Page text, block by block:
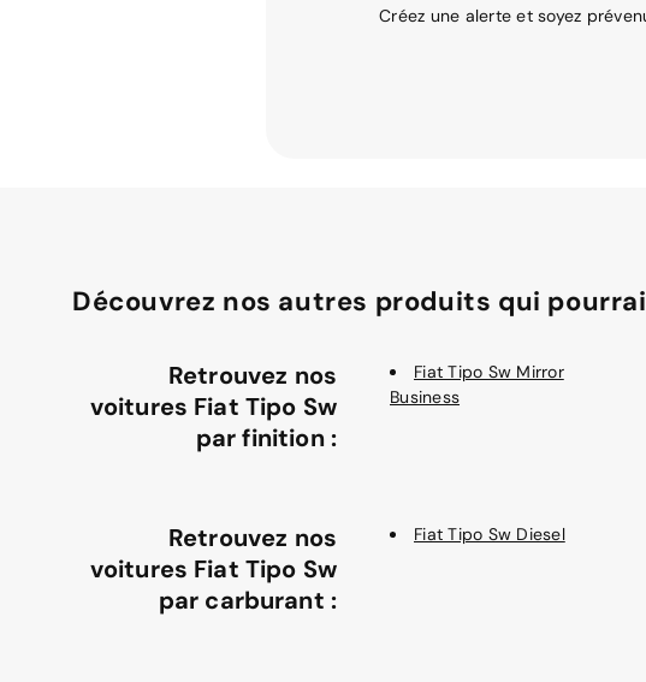
Créez une alerte et soyez
Découvrez nos autres produits qui
Retrouvez nos
voitures Fiat Tipo Sw
par finition :
Fiat Tipo Sw Mirror
Business
Retrouvez nos
voitures Fiat Tipo Sw
par carburant :
Fiat Tipo Sw Diesel